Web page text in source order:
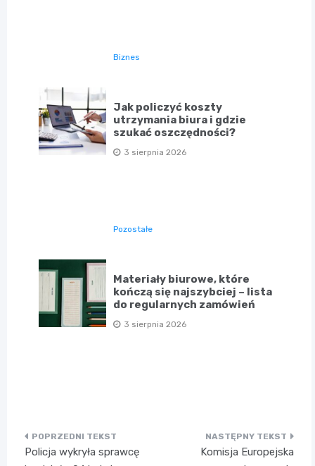
Biznes
Jak policzyć koszty
utrzymania biura i gdzie
szukać oszczędności?
3 sierpnia 2026
Pozostałe
Materiały biurowe, które
kończą się najszybciej – lista
do regularnych zamówień
3 sierpnia 2026
Nawigacja
Policja wykryła sprawcę
Komisja Europejska